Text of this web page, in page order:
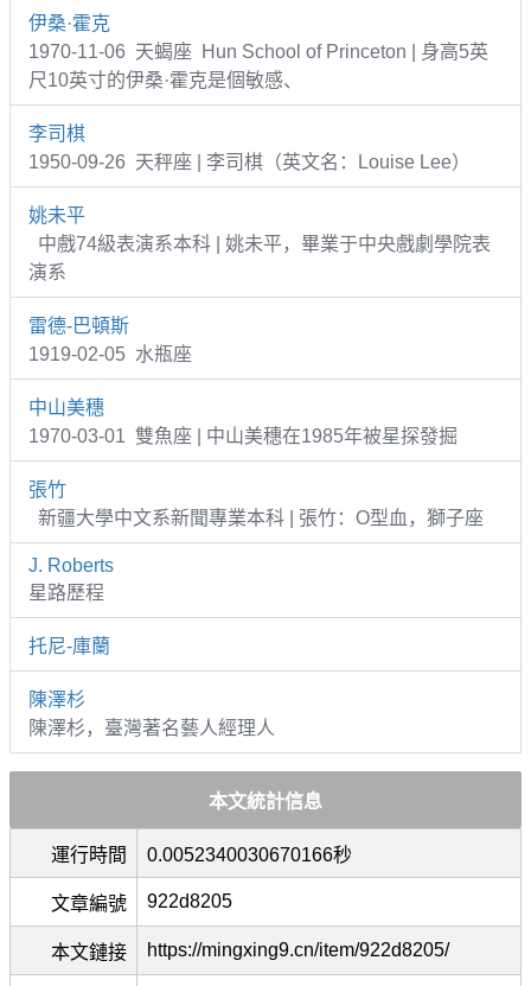
伊桑·霍克
1970-11-06 天蝎座 Hun School of Princeton | 身高5英
尺10英寸的伊桑·霍克是個敏感、
李司棋
1950-09-26 天秤座 | 李司棋（英文名：Louise Lee）
姚未平
中戲74級表演系本科 | 姚未平，畢業于中央戲劇學院表
演系
雷德-巴頓斯
1919-02-05 水瓶座
中山美穗
1970-03-01 雙魚座 | 中山美穗在1985年被星探發掘
張竹
新疆大學中文系新聞專業本科 | 張竹：O型血，獅子座
J. Roberts
星路歷程
托尼-庫蘭
陳澤杉
陳澤杉，臺灣著名藝人經理人
本文統計信息
運行時間 0.0052340030670166秒
文章編號 922d8205
本文鏈接 https://mingxing9.cn/item/922d8205/